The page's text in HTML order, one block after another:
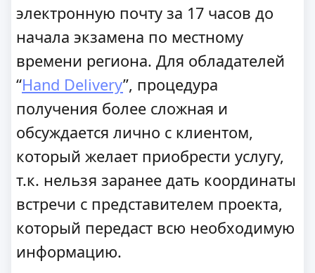
электронную почту за 17 часов до
начала экзамена по местному
времени региона. Для обладателей
“Hand Delivery”, процедура
получения более сложная и
обсуждается лично с клиентом,
который желает приобрести услугу,
т.к. нельзя заранее дать координаты
встречи с представителем проекта,
который передаст всю необходимую
информацию.